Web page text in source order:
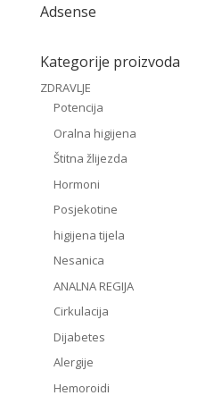
Adsense
Kategorije proizvoda
ZDRAVLJE
Potencija
Oralna higijena
Štitna žlijezda
Hormoni
Posjekotine
higijena tijela
Nesanica
ANALNA REGIJA
Cirkulacija
Dijabetes
Alergije
Hemoroidi